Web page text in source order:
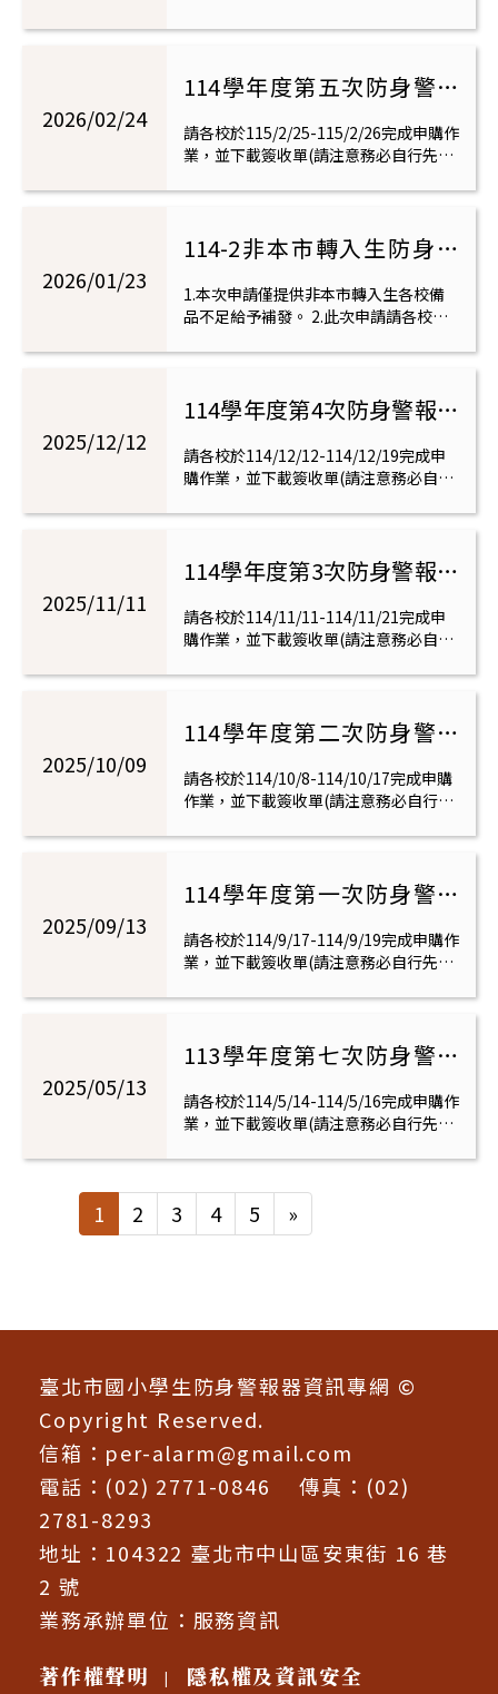
網
2026/02/24
114學年度第五次防身警報
器申購
請各校於115/2/25-115/2/26完成申購作
業，並下載簽收單(請注意務必自行先填
送電子發票)，115/3/4(三)請申購代表人
懷生國小購買。註：如未線上申購，恕
當天不開放現場購買，謝謝。
2026/01/23
114-2非本市轉入生防身警
報器備品不足申請
(115/1/26-115/2/23)，來校
領取日：115/3/4
1.本次申請僅提供非本市轉入生各校備
品不足給予補發。 2.此次申請請各校於
3.非本市轉入生領取防身警報器不需要
品(申購日期為2/25-2/26)。 5.如有疑
義，請參閱115年1月21日北市懷國總字
第1154010478號函辦理。
2025/12/12
114學年度第4次防身警報器
申購(申購日期12/12-
12/19)，來校購買日為
12/24
請各校於114/12/12-114/12/19完成申
購作業，並下載簽收單(請注意務必自行
便寄送電子發票)，114/12/24(三)請申
現金，到懷生國小購買。第5次購買日
為：115年3月4日(三)註：如未線上申
購，恕當天不開放現場購買，謝謝。
2025/11/11
114學年度第3次防身警報器
申購(申購日期11/11-
11/21)，來校購買日為
11/26
請各校於114/11/11-114/11/21完成申
購作業，並下載簽收單(請注意務必自行
便寄送電子發票)，114/11/26(三)請申
現金，到懷生國小購買。註：如未線上
申購，恕當天不開放現場購買，謝謝。
2025/10/09
114學年度第二次防身警報
器申購
請各校於114/10/8-114/10/17完成申購
作業，並下載簽收單(請注意務必自行先
寄送電子發票)，114/10/22(三)請申購
金，到懷生國小購買。註：如未線上申
購，恕當天不開放現場購買，謝謝。
2025/09/13
114學年度第一次防身警報
器申購
請各校於114/9/17-114/9/19完成申購作
業，並下載簽收單(請注意務必自行先填
送電子發票)，114/9/24(三)請申購代表
到懷生國小購買。註：如未線上申購，
恕當天不開放現場購買，謝謝。
2025/05/13
113學年度第七次防身警報
器申購
請各校於114/5/14-114/5/16完成申購作
業，並下載簽收單(請注意務必自行先填
送電子發票)，114/5/21(三)請申購代表
人攜帶教職員工證件、簽收單及現金，
到懷生國小購買。註：如未線上申購，
恕當天不開放現場購買，謝謝。
1 2 3 4 5 »
臺北市國小學生防身警報器資訊專網 ©
Copyright Reserved.
信箱： per-alarm@gmail.com
電話：(02) 2771-0846 傳真：(02)
2781-8293
地址：104322 臺北市中山區安東街 16 巷
2 號
業務承辦單位： 服務資訊
著作權聲明
| 隱私權及資訊安全